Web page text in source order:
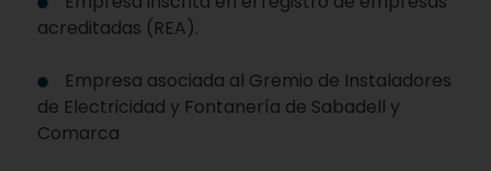
acreditadas (REA).
Empresa asociada al Gremio de Instaladores
de Electricidad y Fontanería de Sabadell y
Comarca